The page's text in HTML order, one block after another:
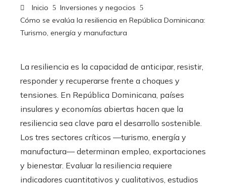
Inicio
Inversiones y negocios
Cómo se evalúa la resiliencia en República Dominicana:
Turismo, energía y manufactura
La resiliencia es la capacidad de anticipar, resistir,
responder y recuperarse frente a choques y
tensiones. En República Dominicana, países
insulares y economías abiertas hacen que la
resiliencia sea clave para el desarrollo sostenible.
Los tres sectores críticos —turismo, energía y
manufactura— determinan empleo, exportaciones
y bienestar. Evaluar la resiliencia requiere
indicadores cuantitativos y cualitativos, estudios